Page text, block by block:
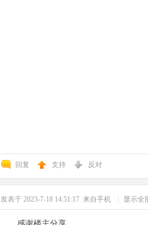
回复 支持 反对
发表于 2023-7-18 14:51:17 来自手机 显示全